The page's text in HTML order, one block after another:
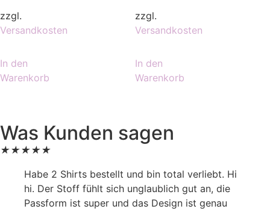
zzgl.
Versandkosten
In den
Warenkorb
zzgl.
Versandkosten
In den
Warenkorb
Was Kunden sagen
★★★★★
Habe 2 Shirts bestellt und bin total verliebt. Hi
hi. Der Stoff fühlt sich unglaublich gut an, die
Passform ist super und das Design ist genau